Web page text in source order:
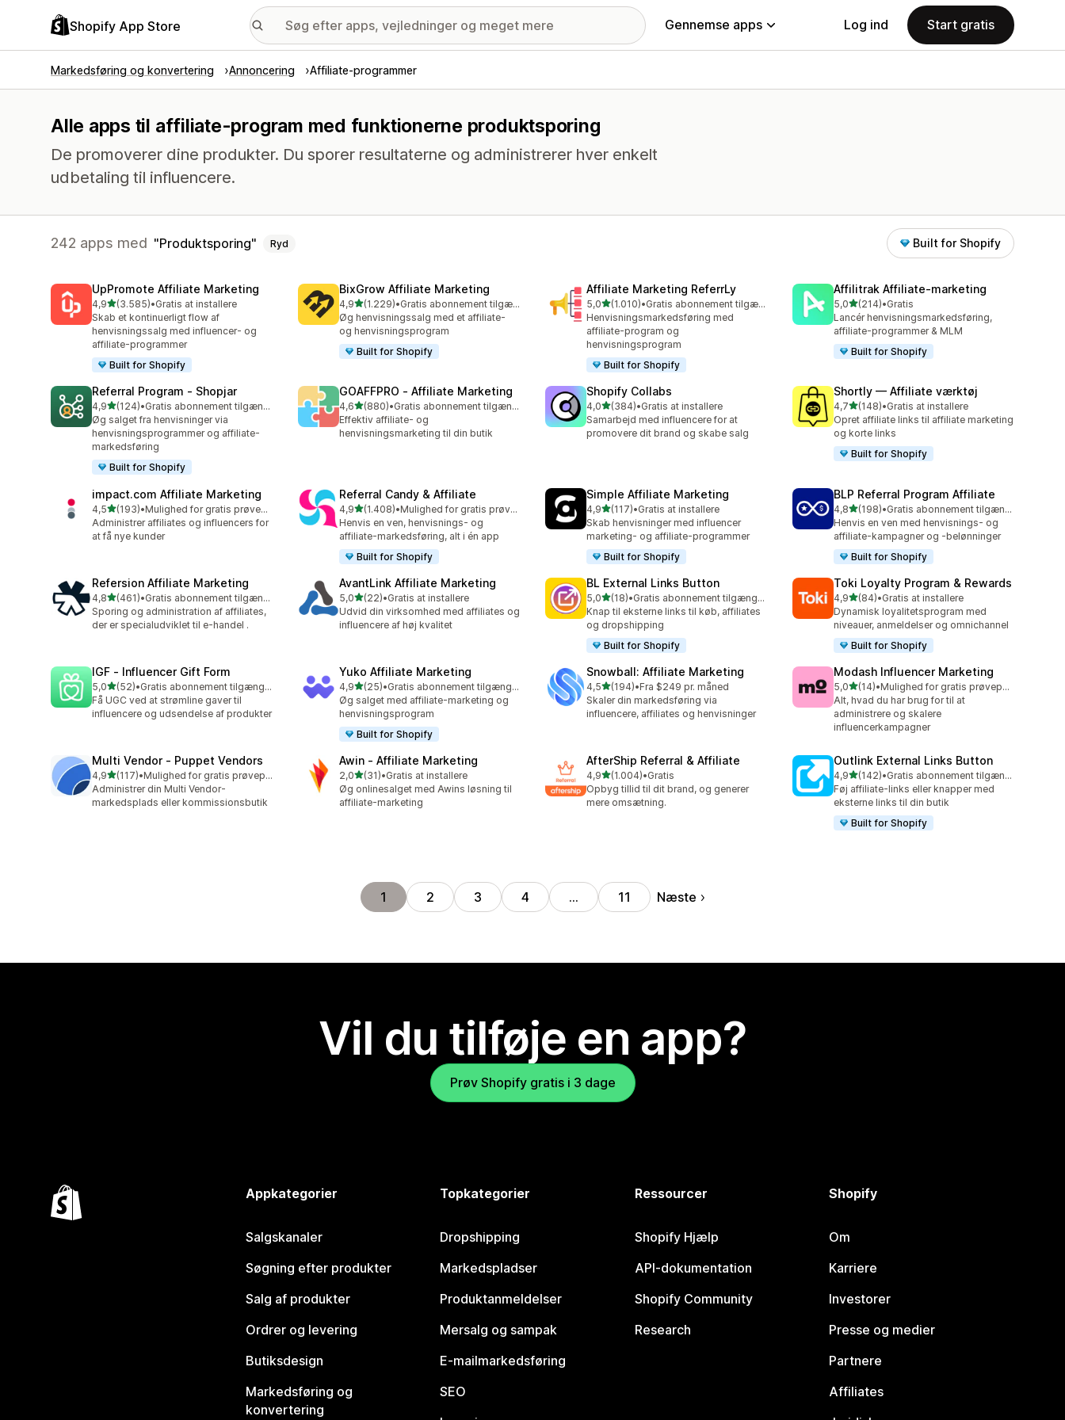
Shopify App Store Gennemse apps Log ind Start gratis
Markedsføring og konvertering Annoncering Affiliate-programmer
Alle apps til affiliate-program med funktionerne produktsporing
De promoverer dine produkter. Du sporer resultaterne og administrerer hver enkelt
udbetaling til influencere.
242 apps med Produktsporing Ryd Built for Shopify
UpPromote Affiliate Marketing
4,9ud af 5 stjerner
(3.585)
3585 anmeldelser i alt
•Gratis at installere
Skab et kontinuerligt flow af
henvisningssalg med influencer- og
affiliate-programmer
Built for Shopify
BixGrow Affiliate Marketing
4,9ud af 5 stjerner
(1.229)
1229 anmeldelser i alt
•
Gratis abonnement tilgængeligt
Øg henvisningssalg med et affiliate-
og henvisningsprogram
Built for Shopify
Affiliate Marketing ReferrLy
5,0ud af 5 stjerner
(1.010)
1010 anmeldelser i alt
•
Gratis abonnement tilgængeligt
Henvisningsmarkedsføring med
affiliate-program og
henvisningsprogram
Built for Shopify
Affilitrak Affiliate‑marketing
5,0ud af 5 stjerner
(214)
214 anmeldelser i alt
•Gratis
Lancér henvisningsmarkedsføring,
affiliate-programmer & MLM
Built for Shopify
Referral Program ‑ Shopjar
4,9ud af 5 stjerner
(124)
124 anmeldelser i alt
•
Gratis abonnement tilgængeligt
Øg salget fra henvisninger via
henvisningsprogrammer og affiliate-
markedsføring
Built for Shopify
GOAFFPRO ‑ Affiliate Marketing
4,6ud af 5 stjerner
(880)
880 anmeldelser i alt
•
Gratis abonnement tilgængeligt
Effektiv affiliate- og
henvisningsmarketing til din butik
Shopify Collabs
4,0ud af 5 stjerner
(384)
384 anmeldelser i alt
•Gratis at installere
Samarbejd med influencere for at
promovere dit brand og skabe salg
Shortly — Affiliate værktøj
4,7ud af 5 stjerner
(148)
148 anmeldelser i alt
•Gratis at installere
Opret affiliate links til affiliate marketing
og korte links
Built for Shopify
impact.com Affiliate Marketing
4,5ud af 5 stjerner
(193)
193 anmeldelser i alt
•
Mulighed for gratis prøveperiode
Administrer affiliates og influencers for
at få nye kunder
Referral Candy & Affiliate
4,9ud af 5 stjerner
(1.408)
1408 anmeldelser i alt
•
Mulighed for gratis prøveperiode
Henvis en ven, henvisnings- og
affiliate-markedsføring, alt i én app
Built for Shopify
Simple Affiliate Marketing
4,9ud af 5 stjerner
(117)
117 anmeldelser i alt
•Gratis at installere
Skab henvisninger med influencer
marketing- og affiliate-programmer
Built for Shopify
BLP Referral Program Affiliate
4,8ud af 5 stjerner
(198)
198 anmeldelser i alt
•
Gratis abonnement tilgængeligt
Henvis en ven med henvisnings- og
affiliate-kampagner og -belønninger
Built for Shopify
Refersion Affiliate Marketing
4,8ud af 5 stjerner
(461)
461 anmeldelser i alt
•
Gratis abonnement tilgængeligt
Sporing og administration af affiliates,
der er specialudviklet til e-handel .
AvantLink Affiliate Marketing
5,0ud af 5 stjerner
(22)
22 anmeldelser i alt
•Gratis at installere
Udvid din virksomhed med affiliates og
influencere af høj kvalitet
BL External Links Button
5,0ud af 5 stjerner
(18)
18 anmeldelser i alt
•
Gratis abonnement tilgængeligt
Knap til eksterne links til køb, affiliates
og dropshipping
Built for Shopify
Toki Loyalty Program & Rewards
4,9ud af 5 stjerner
(84)
84 anmeldelser i alt
•Gratis at installere
Dynamisk loyalitetsprogram med
niveauer, anmeldelser og omnichannel
Built for Shopify
IGF ‑ Influencer Gift Form
5,0ud af 5 stjerner
(52)
52 anmeldelser i alt
•
Gratis abonnement tilgængeligt
Få UGC ved at strømline gaver til
influencere og udsendelse af produkter
Yuko Affiliate Marketing
4,9ud af 5 stjerner
(25)
25 anmeldelser i alt
•
Gratis abonnement tilgængeligt
Øg salget med affiliate-marketing og
henvisningsprogram
Built for Shopify
Snowball: Affiliate Marketing
4,5ud af 5 stjerner
(194)
194 anmeldelser i alt
•Fra $249 pr. måned
Skaler din markedsføring via
influencere, affiliates og henvisninger
Modash Influencer Marketing
5,0ud af 5 stjerner
(14)
14 anmeldelser i alt
•
Mulighed for gratis prøveperiode
Alt, hvad du har brug for til at
administrere og skalere
influencerkampagner
Multi Vendor ‑ Puppet Vendors
4,9ud af 5 stjerner
(117)
117 anmeldelser i alt
•
Mulighed for gratis prøveperiode
Administrer din Multi Vendor-
markedsplads eller kommissionsbutik
Awin ‑ Affiliate Marketing
2,0ud af 5 stjerner
(31)
31 anmeldelser i alt
•Gratis at installere
Øg onlinesalget med Awins løsning til
affiliate-marketing
AfterShip Referral & Affiliate
4,9ud af 5 stjerner
(1.004)
1004 anmeldelser i alt
•Gratis
Opbyg tillid til dit brand, og generer
mere omsætning.
Outlink External Links Button
4,9ud af 5 stjerner
(142)
142 anmeldelser i alt
•
Gratis abonnement tilgængeligt
Føj affiliate-links eller knapper med
eksterne links til din butik
Built for Shopify
1 2 3 4 … 11 Næste
Vil du tilføje en app?
Prøv Shopify gratis i 3 dage
Appkategorier
Salgskanaler
Søgning efter produkter
Salg af produkter
Ordrer og levering
Butiksdesign
Markedsføring og
konvertering
Topkategorier
Dropshipping
Markedspladser
Produktanmeldelser
Mersalg og sampak
E-mailmarkedsføring
SEO
Ressourcer
Shopify Hjælp
API-dokumentation
Shopify Community
Research
Shopify
Om
Karriere
Investorer
Presse og medier
Partnere
Affiliates